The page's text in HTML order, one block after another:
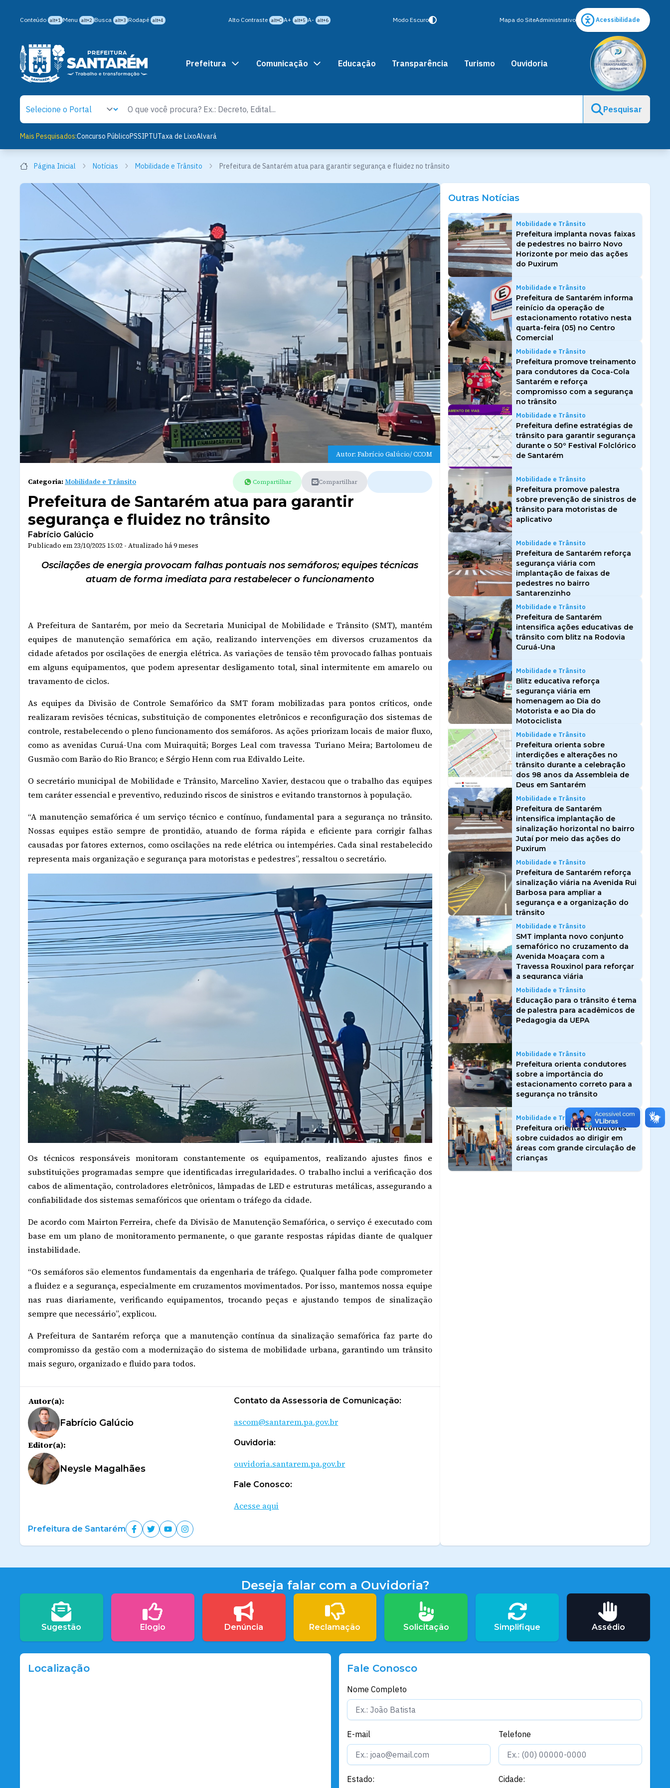
Conteúdo alt+1 Menu alt+2 Busca alt+3 Rodapé alt+4 Alto Contraste alt+C A+ alt+5 A- alt+6 Modo Escuro Mapa do SiteAdministrativo Acessibilidade
Prefeitura Comunicação Educação Transparência Turismo Ouvidoria
Pesquisar
Mais Pesquisados:Concurso PúblicoPSSIPTUTaxa de LixoAlvará
Página Inicial Notícias Mobilidade e Trânsito Prefeitura de Santarém atua para garantir segurança e fluidez no trânsito
Autor: Fabrício Galúcio/ CCOM
Categoria:Mobilidade e Trânsito Compartilhar Compartilhar
Prefeitura de Santarém atua para garantir
segurança e fluidez no trânsito
Fabrício Galúcio
Publicado em 23/10/2025 15:02 - Atualizado há 9 meses
Oscilações de energia provocam falhas pontuais nos semáforos; equipes técnicas
atuam de forma imediata para restabelecer o funcionamento
A Prefeitura de Santarém, por meio da Secretaria Municipal de Mobilidade e Trânsito (SMT), mantém
equipes de manutenção semafórica em ação, realizando intervenções em diversos cruzamentos da
cidade afetados por oscilações de energia elétrica. As variações de tensão têm provocado falhas pontuais
em alguns equipamentos, que podem apresentar desligamento total, sinal intermitente em amarelo ou
travamento de ciclos.
As equipes da Divisão de Controle Semafórico da SMT foram mobilizadas para pontos críticos, onde
realizaram revisões técnicas, substituição de componentes eletrônicos e reconfiguração dos sistemas de
controle, restabelecendo o pleno funcionamento dos semáforos. As ações priorizam locais de maior fluxo,
como as avenidas Curuá-Una com Muiraquitã; Borges Leal com travessa Turiano Meira; Bartolomeu de
Gusmão com Barão do Rio Branco; e Sérgio Henn com rua Edivaldo Leite.
O secretário municipal de Mobilidade e Trânsito, Marcelino Xavier, destacou que o trabalho das equipes
tem caráter essencial e preventivo, reduzindo riscos de sinistros e evitando transtornos à população.
“A manutenção semafórica é um serviço técnico e contínuo, fundamental para a segurança no trânsito.
Nossas equipes estão sempre de prontidão, atuando de forma rápida e eficiente para corrigir falhas
causadas por fatores externos, como oscilações na rede elétrica ou intempéries. Cada sinal restabelecido
representa mais organização e segurança para motoristas e pedestres”, ressaltou o secretário.
Os técnicos responsáveis monitoram constantemente os equipamentos, realizando ajustes finos e
substituições programadas sempre que identificadas irregularidades. O trabalho inclui a verificação dos
cabos de alimentação, controladores eletrônicos, lâmpadas de LED e estruturas metálicas, assegurando a
confiabilidade dos sistemas semafóricos que orientam o tráfego da cidade.
De acordo com Mairton Ferreira, chefe da Divisão de Manutenção Semafórica, o serviço é executado com
base em um plano de monitoramento permanente, o que garante respostas rápidas diante de qualquer
instabilidade.
“Os semáforos são elementos fundamentais da engenharia de tráfego. Qualquer falha pode comprometer
a fluidez e a segurança, especialmente em cruzamentos movimentados. Por isso, mantemos nossa equipe
nas ruas diariamente, verificando equipamentos, trocando peças e ajustando tempos de sinalização
sempre que necessário”, explicou.
A Prefeitura de Santarém reforça que a manutenção contínua da sinalização semafórica faz parte do
compromisso da gestão com a modernização do sistema de mobilidade urbana, garantindo um trânsito
mais seguro, organizado e fluido para todos.
Autor(a):
Fabrício Galúcio
Editor(a):
Neysle Magalhães
Contato da Assessoria de Comunicação:
ascom@santarem.pa.gov.br
Ouvidoria:
ouvidoria.santarem.pa.gov.br
Fale Conosco:
Acesse aqui
Prefeitura de Santarém
Outras Notícias
Mobilidade e Trânsito
Prefeitura implanta novas faixas
de pedestres no bairro Novo
Horizonte por meio das ações
do Puxirum
Mobilidade e Trânsito
Prefeitura de Santarém informa
reinício da operação de
estacionamento rotativo nesta
quarta-feira (05) no Centro
Comercial
Mobilidade e Trânsito
Prefeitura promove treinamento
para condutores da Coca-Cola
Santarém e reforça
compromisso com a segurança
no trânsito
Mobilidade e Trânsito
Prefeitura define estratégias de
trânsito para garantir segurança
durante o 50º Festival Folclórico
de Santarém
Mobilidade e Trânsito
Prefeitura promove palestra
sobre prevenção de sinistros de
trânsito para motoristas de
aplicativo
Mobilidade e Trânsito
Prefeitura de Santarém reforça
segurança viária com
implantação de faixas de
pedestres no bairro
Santarenzinho
Mobilidade e Trânsito
Prefeitura de Santarém
intensifica ações educativas de
trânsito com blitz na Rodovia
Curuá-Una
Mobilidade e Trânsito
Blitz educativa reforça
segurança viária em
homenagem ao Dia do
Motorista e ao Dia do
Motociclista
Mobilidade e Trânsito
Prefeitura orienta sobre
interdições e alterações no
trânsito durante a celebração
dos 98 anos da Assembleia de
Deus em Santarém
Mobilidade e Trânsito
Prefeitura de Santarém
intensifica implantação de
sinalização horizontal no bairro
Jutaí por meio das ações do
Puxirum
Mobilidade e Trânsito
Prefeitura de Santarém reforça
sinalização viária na Avenida Rui
Barbosa para ampliar a
segurança e a organização do
trânsito
Mobilidade e Trânsito
SMT implanta novo conjunto
semafórico no cruzamento da
Avenida Moaçara com a
Travessa Rouxinol para reforçar
a segurança viária
Mobilidade e Trânsito
Educação para o trânsito é tema
de palestra para acadêmicos de
Pedagogia da UEPA
Mobilidade e Trânsito
Prefeitura orienta condutores
sobre a importância do
estacionamento correto para a
segurança no trânsito
Mobilidade e Trânsito
Prefeitura orienta condutores
sobre cuidados ao dirigir em
áreas com grande circulação de
crianças
Deseja falar com a Ouvidoria?
Sugestão Elogio Denúncia Reclamação Solicitação Simplifique Assédio
Localização Fale Conosco
Nome Completo
E-mail Telefone
Estado: Cidade: